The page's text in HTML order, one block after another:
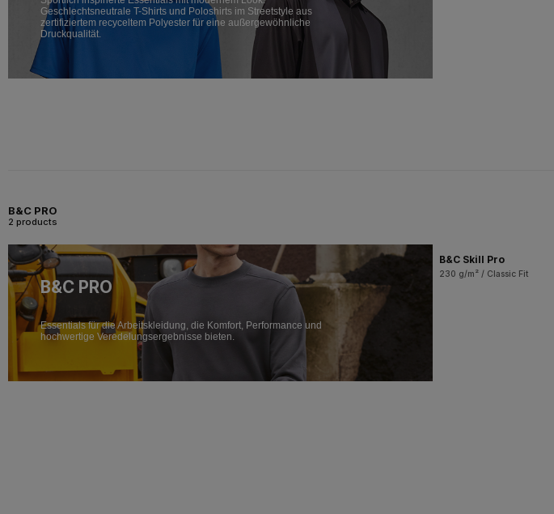
Geschlechtsneutrale T-Shirts und Poloshirts im Streetstyle aus
zertifiziertem recyceltem Polyester für eine außergewöhnliche
Druckqualität.
B&C PRO
2 products
B&C PRO
Essentials für die Arbeitskleidung, die Komfort, Performance und
hochwertige Veredelungsergebnisse bieten.
B&C Skill Pro
230 g/m² / Classic Fit